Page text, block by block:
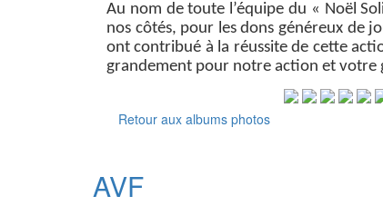
Au nom de toute l’équipe du « Noël
nos côtés, pour les dons généreux de
ont contribué à la réussite de cette
grandement pour notre action et votre
Retour aux albums photos
AVF